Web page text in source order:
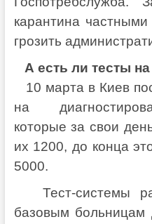
карантина
грозить
А есть ли тесты
10 марта в Киев
на
которые за свои
их 1200, до конца
5000.
Тест-системы
базовым